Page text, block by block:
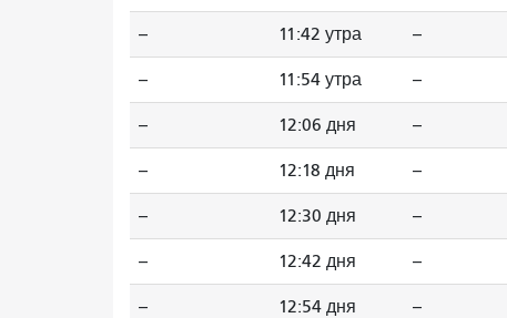
-- 11:42 утра --
-- 11:54 утра --
-- 12:06 дня --
-- 12:18 дня --
-- 12:30 дня --
-- 12:42 дня --
-- 12:54 дня --